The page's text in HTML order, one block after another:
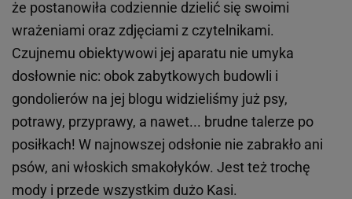
że postanowiła codziennie dzielić się swoimi
wrażeniami oraz zdjęciami z czytelnikami.
Czujnemu obiektywowi jej aparatu nie umyka
dosłownie nic: obok zabytkowych budowli i
gondolierów na jej blogu widzieliśmy już psy,
potrawy, przyprawy, a nawet... brudne talerze po
posiłkach! W najnowszej odsłonie nie zabrakło ani
psów, ani włoskich smakołyków. Jest też trochę
mody i przede wszystkim dużo Kasi.